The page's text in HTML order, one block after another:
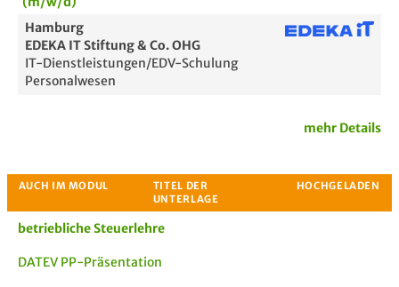
Hamburg
EDEKA IT Stiftung & Co. OHG
IT-Dienstleistungen/EDV-Schulung
Personalwesen
mehr Details
betriebliche Steuerlehre
DATEV PP-Präsentation